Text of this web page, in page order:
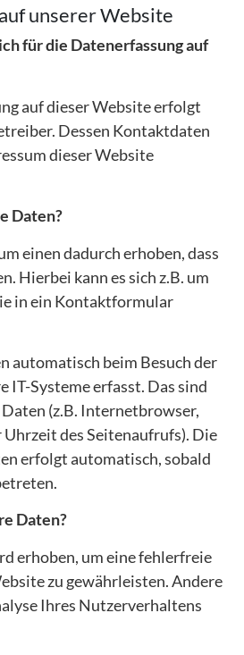
unserer Website
für die Datenerfassung auf
auf dieser Website erfolgt
Dessen Kontaktdaten
dieser Website
Daten?
einen dadurch erhoben, dass
Hierbei kann es sich z.B. um
in ein Kontaktformular
automatisch beim Besuch der
IT-Systeme erfasst. Das sind
(z.B. Internetbrowser,
des Seitenaufrufs). Die
erfolgt automatisch, sobald
Daten?
erhoben, um eine fehlerfreie
zu gewährleisten. Andere
Ihres Nutzerverhaltens